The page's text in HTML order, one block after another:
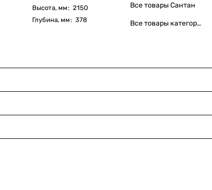
Высота, мм: 2150
Глубина, мм: 378
Все товары Сантан
Все товары категории